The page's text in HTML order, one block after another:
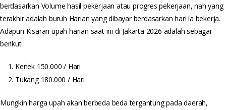
berdasarkan Volume hasil pekerjaan atau progres pekerjaan, nah yang
terakhir adalah buruh Harian yang dibayar berdasarkan hari ia bekerja.
Adapun Kisaran upah harian saat ini di Jakarta 2026 adalah sebagai
berikut :
Kenek 150.000 / Hari
Tukang 180.000 / Hari
Mungkin harga upah akan berbeda beda tergantung pada daerah,